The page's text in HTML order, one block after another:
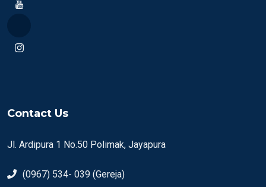
Contact Us
Jl. Ardipura 1 No.50 Polimak, Jayapura
(0967) 534- 039 (Gereja)